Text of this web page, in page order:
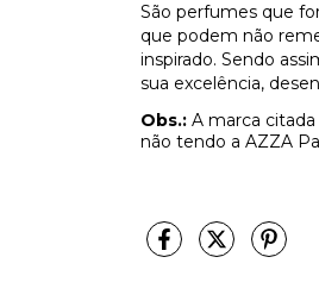
São perfumes que
que podem não
inspirado. Sendo
sua excelência,
Obs.: A marca
não tendo a AZZA